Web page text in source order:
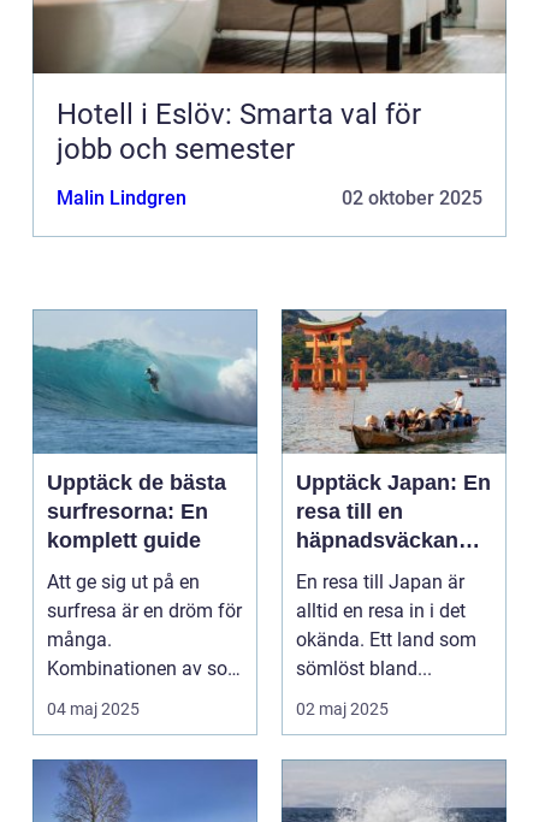
Hotell i Eslöv: Smarta val för
jobb och semester
Malin Lindgren 02 oktober 2025
Upptäck de bästa
surfresorna: En
komplett guide
Att ge sig ut på en
surfresa är en dröm för
många.
Kombinationen av sol,
...
04 maj 2025
Upptäck Japan: En
resa till en
häpnadsväckande
kultur och natur
En resa till Japan är
alltid en resa in i det
okända. Ett land som
sömlöst bland...
02 maj 2025